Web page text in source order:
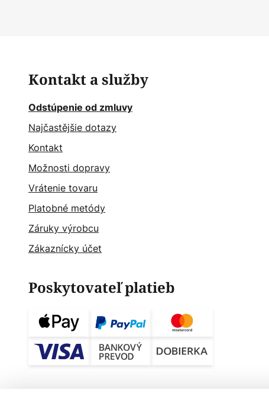
Kontakt a služby
Odstúpenie od zmluvy
Najčastějšie dotazy
Kontakt
Možnosti dopravy
Vrátenie tovaru
Platobné metódy
Záruky výrobcu
Zákaznícky účet
Poskytovateľ platieb